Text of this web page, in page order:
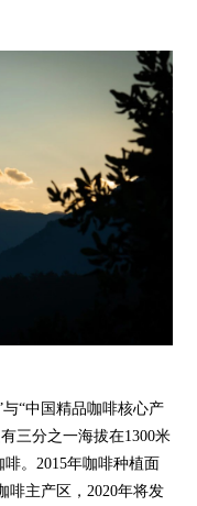
“中国精品咖啡核心产
三分之一海拔在1300米
。2015年咖啡种植面
啡主产区，2020年将发